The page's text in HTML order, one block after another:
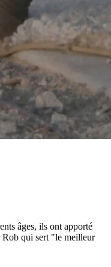
âges, ils ont apporté
Rob qui sert "le meilleur